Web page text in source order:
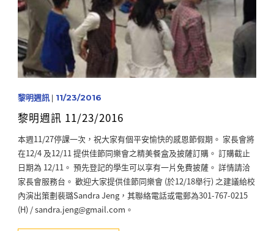
黎明週訊| 11/23/2016
黎明週訊 11/23/2016
本週11/27停課一次，祝大家有個平安愉快的感恩節假期。 家長會將
在12/4 及12/11 提供佳節同樂會之精美餐盒及披薩訂購。 訂購截止
日期為 12/11。 預先登記的學生可以享有一片免費披薩。 詳情請洽
家長會服務台。 歡迎大家提供佳節同樂會 (於12/18舉行) 之建議給校
內演出策劃裴璐Sandra Jeng，其聯絡電話或電郵為301-767-0215
(H) / sandra.jeng@gmail.com。